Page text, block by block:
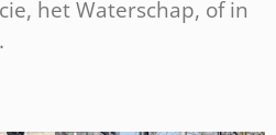
het Waterschap, of in